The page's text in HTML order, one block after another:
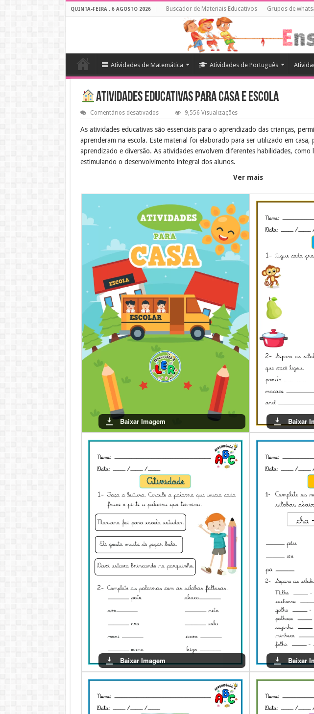
QUINTA-FEIRA , 6 AGOSTO 2026 Buscador de Materiais Educativos Grupos de
Atividades de Matemática Atividades de Português
Atividades educativas para casa e escola
Comentários desativadosem
educativas
para
casa
escola
9,556 Visualizações
As atividades educativas são essenciais para o aprendizado das crianças,
aprenderam na escola. Este material foi elaborado para ser utilizado em
aprendizado e diversão. As atividades envolvem diferentes habilidades, como
estimulando o desenvolvimento integral dos alunos.
O objetivo deste material é reforçar o aprendizado das crianças por meio de
realizar essas tarefas, os alunos poderão consolidar conhecimentos,
autonomia no processo de aprendizagem, tornando o estudo mais prazeroso
Conclusão
Incentivar a prática de atividades em casa é fundamental para o sucesso
pais e educadores podem acompanhar o progresso dos alunos, além de
positivo. A interação entre família e escola é essencial para o
aprendizado uma experiência enriquecedora.
Ver mais
Baixar Imagem Baixar
Baixar Imagem Baixar